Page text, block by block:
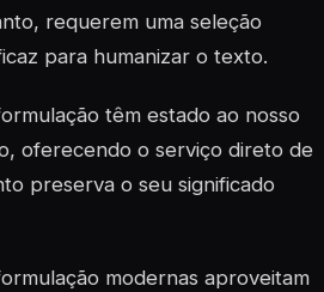
requerem uma seleção
para humanizar o texto.
têm estado ao nosso
oferecendo o serviço direto de
preserva o seu significado
modernas aproveitam